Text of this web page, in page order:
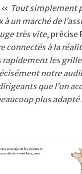
« Tout simplement
à un marché de
très vite, précise
connectés à la
les
notre
que l’on
plus adapté